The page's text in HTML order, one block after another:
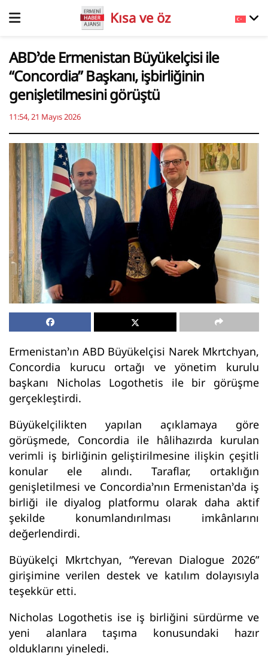
Kısa ve öz
ABD’de Ermenistan Büyükelçisi ile
“Concordia” Başkanı, işbirliğinin
genişletilmesini görüştü
11:54, 21 Mayıs 2026
Ermenistan’ın ABD Büyükelçisi Narek Mkrtchyan,
Concordia kurucu ortağı ve yönetim kurulu
başkanı Nicholas Logothetis ile bir görüşme
gerçekleştirdi.
Büyükelçilikten yapılan açıklamaya göre
görüşmede, Concordia ile hâlihazırda kurulan
verimli iş birliğinin geliştirilmesine ilişkin çeşitli
konular ele alındı. Taraflar, ortaklığın
genişletilmesi ve Concordia’nın Ermenistan’da iş
birliği ile diyalog platformu olarak daha aktif
şekilde konumlandırılması imkânlarını
değerlendirdi.
Büyükelçi Mkrtchyan, “Yerevan Dialogue 2026”
girişimine verilen destek ve katılım dolayısıyla
teşekkür etti.
Nicholas Logothetis ise iş birliğini sürdürme ve
yeni alanlara taşıma konusundaki hazır
olduklarını yineledi.